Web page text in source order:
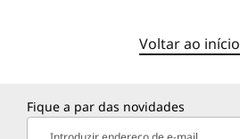
Voltar ao início
Fique a par das novidades